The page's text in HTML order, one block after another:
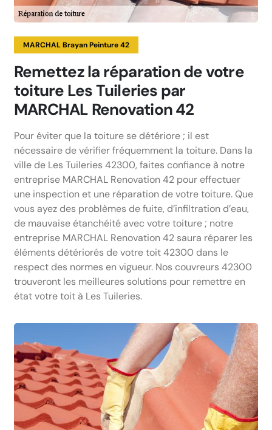
MARCHAL Brayan Peinture 42
Remettez la réparation de votre
toiture Les Tuileries par
MARCHAL Renovation 42
Pour éviter que la toiture se détériore ; il est
nécessaire de vérifier fréquemment la toiture. Dans la
ville de Les Tuileries 42300, faites confiance à notre
entreprise MARCHAL Renovation 42 pour effectuer
une inspection et une réparation de votre toiture. Que
vous ayez des problèmes de fuite, d’infiltration d’eau,
de mauvaise étanchéité avec votre toiture ; notre
entreprise MARCHAL Renovation 42 saura réparer les
éléments détériorés de votre toit 42300 dans le
respect des normes en vigueur. Nos couvreurs 42300
trouveront les meilleures solutions pour remettre en
état votre toit à Les Tuileries.